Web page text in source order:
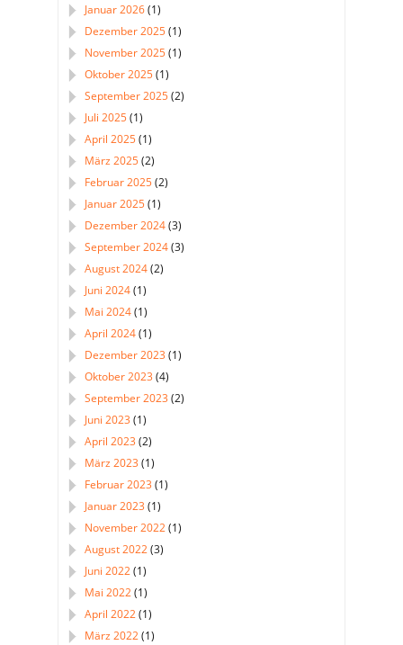
Januar 2026(1)
Dezember 2025(1)
November 2025(1)
Oktober 2025(1)
September 2025(2)
Juli 2025(1)
April 2025(1)
März 2025(2)
Februar 2025(2)
Januar 2025(1)
Dezember 2024(3)
September 2024(3)
August 2024(2)
Juni 2024(1)
Mai 2024(1)
April 2024(1)
Dezember 2023(1)
Oktober 2023(4)
September 2023(2)
Juni 2023(1)
April 2023(2)
März 2023(1)
Februar 2023(1)
Januar 2023(1)
November 2022(1)
August 2022(3)
Juni 2022(1)
Mai 2022(1)
April 2022(1)
März 2022(1)